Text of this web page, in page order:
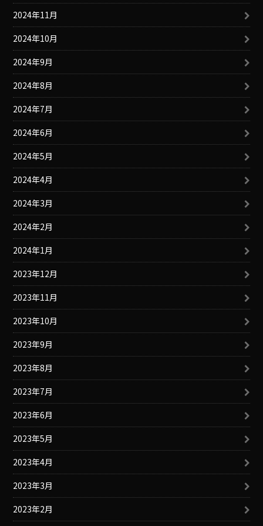
2024年11月
2024年10月
2024年9月
2024年8月
2024年7月
2024年6月
2024年5月
2024年4月
2024年3月
2024年2月
2024年1月
2023年12月
2023年11月
2023年10月
2023年9月
2023年8月
2023年7月
2023年6月
2023年5月
2023年4月
2023年3月
2023年2月